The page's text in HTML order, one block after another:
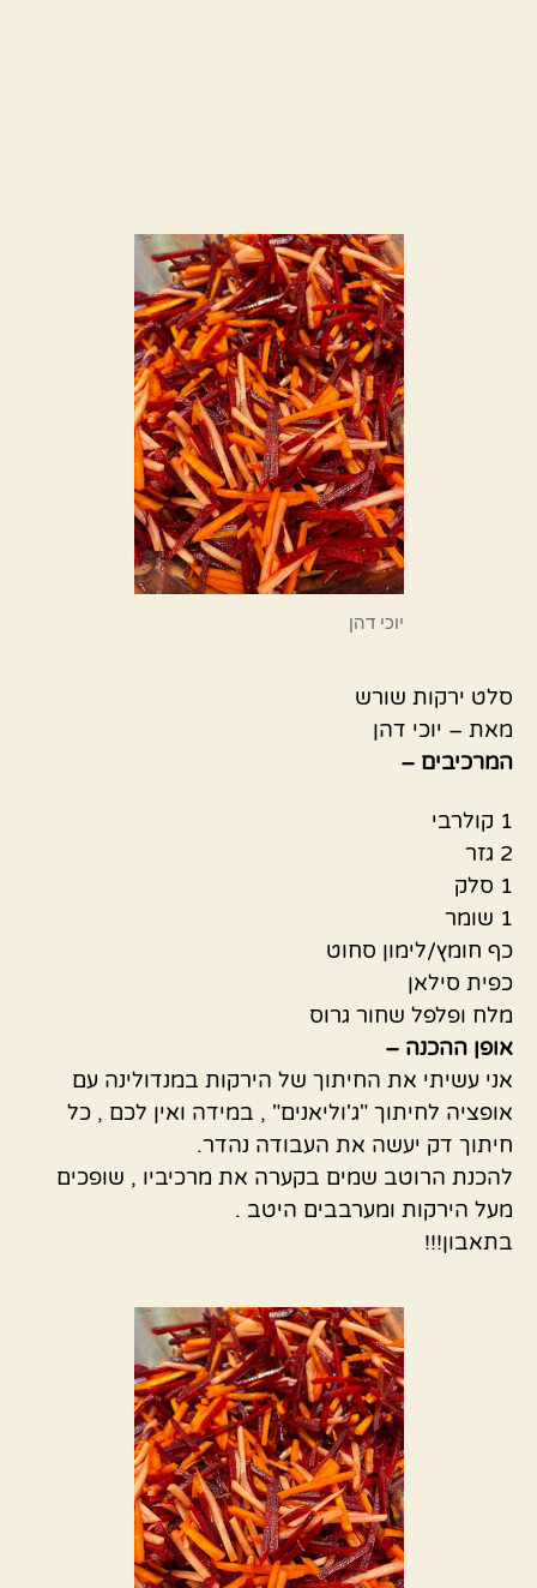
יוכי דהן
סלט ירקות שורש
מאת – יוכי דהן
המרכיבים –
1 קולרבי
2 גזר
1 סלק
1 שומר
כף חומץ/לימון סחוט
כפית סילאן
מלח ופלפל שחור גרוס
אופן ההכנה –
אני עשיתי את החיתוך של הירקות במנדולינה עם
אופציה לחיתוך "ג'וליאנים" , במידה ואין לכם , כל
חיתוך דק יעשה את העבודה נהדר.
להכנת הרוטב שמים בקערה את מרכיביו , שופכים
מעל הירקות ומערבבים היטב .
בתאבון!!!